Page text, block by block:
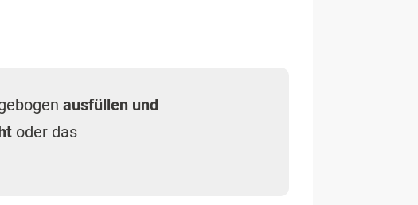
ausfüllen und
oder das